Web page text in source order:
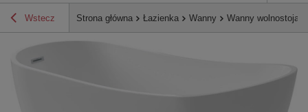
Wstecz Strona główna Łazienka Wanny Wanny wolnostojące